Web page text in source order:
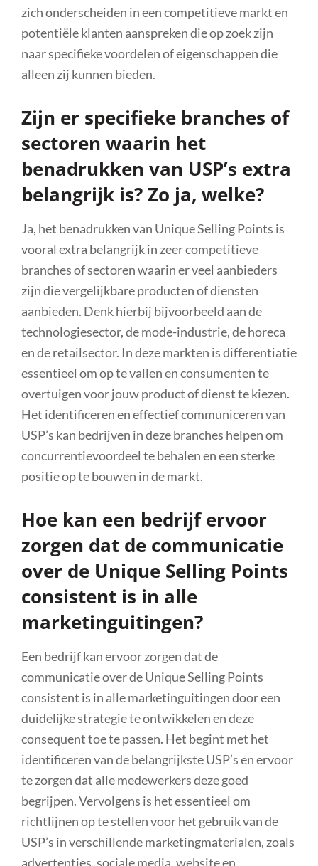
zich onderscheiden in een competitieve markt en
potentiële klanten aanspreken die op zoek zijn
naar specifieke voordelen of eigenschappen die
alleen zij kunnen bieden.
Zijn er specifieke branches of
sectoren waarin het
benadrukken van USP’s extra
belangrijk is? Zo ja, welke?
Ja, het benadrukken van Unique Selling Points is
vooral extra belangrijk in zeer competitieve
branches of sectoren waarin er veel aanbieders
zijn die vergelijkbare producten of diensten
aanbieden. Denk hierbij bijvoorbeeld aan de
technologiesector, de mode-industrie, de horeca
en de retailsector. In deze markten is differentiatie
essentieel om op te vallen en consumenten te
overtuigen voor jouw product of dienst te kiezen.
Het identificeren en effectief communiceren van
USP’s kan bedrijven in deze branches helpen om
concurrentievoordeel te behalen en een sterke
positie op te bouwen in de markt.
Hoe kan een bedrijf ervoor
zorgen dat de communicatie
over de Unique Selling Points
consistent is in alle
marketinguitingen?
Een bedrijf kan ervoor zorgen dat de
communicatie over de Unique Selling Points
consistent is in alle marketinguitingen door een
duidelijke strategie te ontwikkelen en deze
consequent toe te passen. Het begint met het
identificeren van de belangrijkste USP’s en ervoor
te zorgen dat alle medewerkers deze goed
begrijpen. Vervolgens is het essentieel om
richtlijnen op te stellen voor het gebruik van de
USP’s in verschillende marketingmaterialen, zoals
advertenties, sociale media, website en